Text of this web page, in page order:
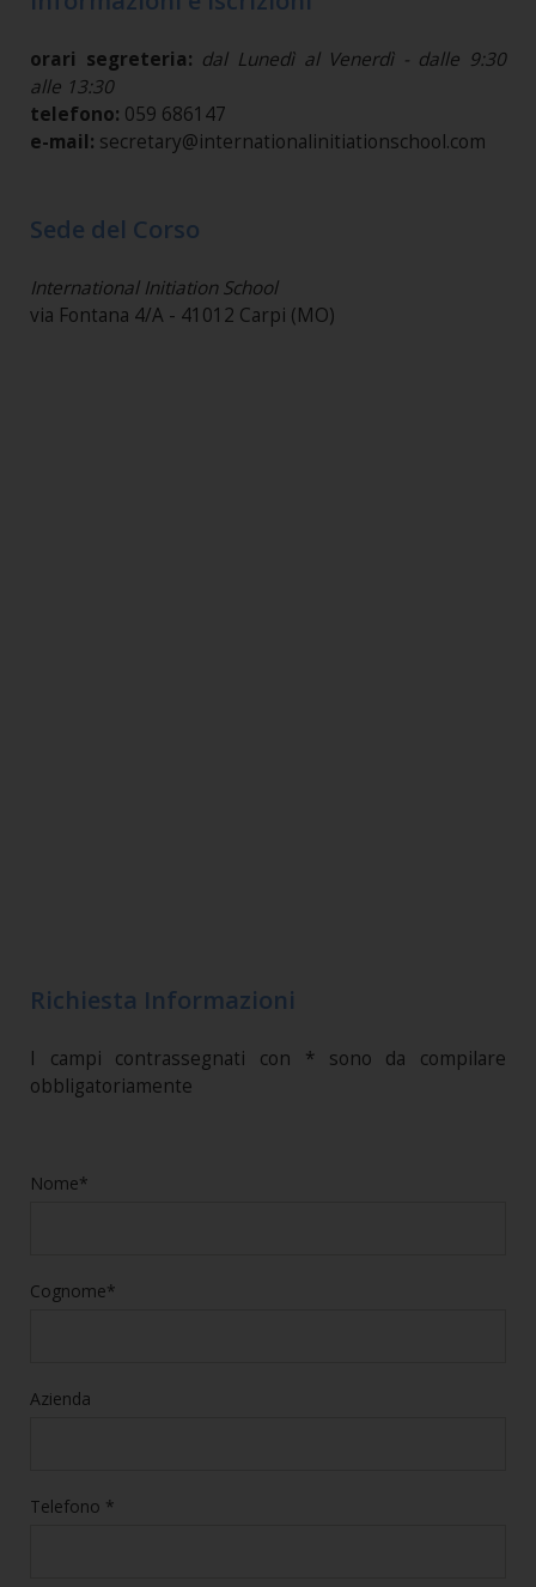
orari segreteria: dal Lunedì al Venerdì - dalle 9:30
alle 13:30
telefono: 059 686147
e-mail: secretary@internationalinitiationschool.com
Sede del Corso
International Initiation School
via Fontana 4/A - 41012 Carpi (MO)
Richiesta Informazioni
I campi contrassegnati con * sono da compilare
obbligatoriamente
Nome*
Cognome*
Azienda
Telefono *